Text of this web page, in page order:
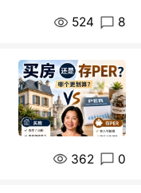
524 8
362 0